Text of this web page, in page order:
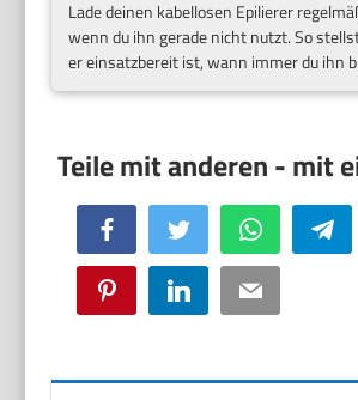
Lade deinen kabellosen Epilierer
wenn du ihn gerade nicht nutzt. So
er einsatzbereit ist, wann immer du ihn
Facebook Twitter WhatsApp
Pinterest LinkedIn Email